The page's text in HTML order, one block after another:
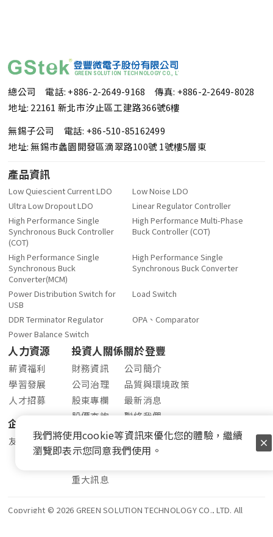
總公司 電話: +886-2-2649-9168
傳真: +886-2-2649-8028
地址: 22161 新北市汐止區工建路366號6樓
無錫子公司 電話: +86-510-85162499
地址: 無錫市蠡園開發區滴翠路100號 1號樓5層東
產品資訊
Low Quiescient Current LDO
Low Noise LDO
Ultra Low Dropout LDO
Linear Regulator Controller
High Performance Single
Synchronous Buck Controller
(COT)
High Performance Multi-Phase
Buck Controller (COT)
High Performance Single
Synchronous Buck
Converter(MCM)
High Performance Single
Synchronous Buck Converter
Power Distribution Switch for
USB
Load Switch
DDR Terminator Regulator
OPA、Comparator
Power Balance Switch
人力資源
薪資福利
學習發展
人才招募
企業社會責任
友善職場
投資人關係
財務資訊
公司治理
股東專欄
股價查詢
股利資訊
法人說明會
重大訊息
關於登豐
公司簡介
品質與環境政策
最新消息
聯絡我們
Copyright © 2026 GREEN SOLUTION TECHNOLOGY CO., LTD. All
我們將使用cookie等資訊來優化您的體驗，繼續
瀏覽即表示您同意我們使用。